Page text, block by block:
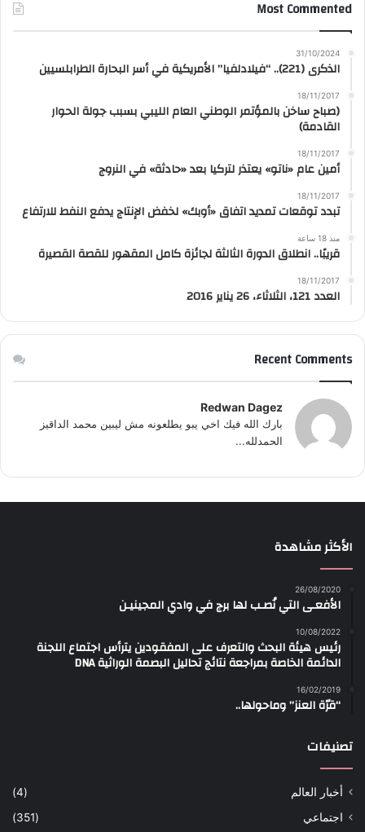
Most Commented
31/10/2024
الذكرى (221).. “فيلادلفيا” الأمريكية في أسر البحارة الطرابلسيين
18/11/2017
(صباح ساخن بالمؤتمر الوطني العام الليبي بسبب جولة الحوار
القادمة)
18/11/2017
أمين عام «ناتو» يعتذر لتركيا بعد «حادثة» في النروج
18/11/2017
تبدد توقعات تمديد اتفاق «أوبك» لخفض الإنتاج يدفع النفط للارتفاع
منذ 18 ساعة
قريبًا.. انطلاق الدورة الثالثة لجائزة كامل المقهور للقصة القصيرة
18/11/2017
العدد 121، الثلاثاء، 26 يناير 2016
Recent Comments
Redwan Dagez
بارك الله فيك اخي يبو يطلعونه مش ليبين محمد الداقيز
الحمدلله...
الأكثر مشاهدة
26/08/2020
الأفعـى التي نُصـب لها برج في وادي المجينيـن
10/08/2022
رئيس هيئة البحث والتعرف على المفقودين يترأس اجتماع اللجنة
الدائمة الخاصة بمراجعة نتائج تحاليل البصمة الوراثية DNA
16/02/2019
“قرّة العنز” وماحولها..
تصنيفات
أخبار العالم
(4)
اجتماعي
(351)